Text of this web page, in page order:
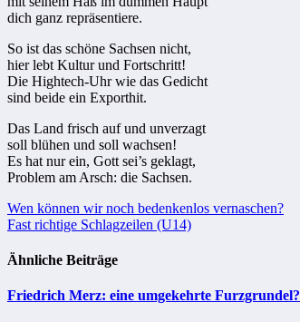
dich ganz repräsentiere.
So ist das schöne Sachsen nicht,
hier lebt Kultur und Fortschritt!
Die Hightech-Uhr wie das Gedicht
sind beide ein Exporthit.
Das Land frisch auf und unverzagt
soll blühen und soll wachsen!
Es hat nur ein, Gott sei’s geklagt,
Problem am Arsch: die Sachsen.
Beitragsnavigation
Wen können wir noch bedenkenlos vernaschen?
Fast richtige Schlagzeilen (U14)
Ähnliche Beiträge
Friedrich Merz: eine umgekehrte Furzgrundel?